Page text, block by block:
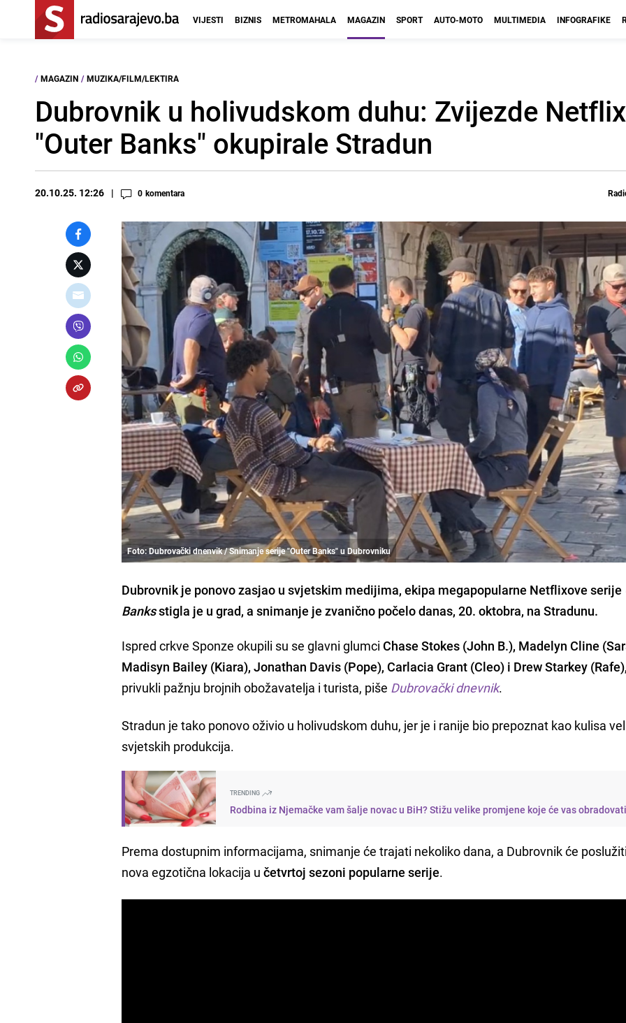
VIJESTI BIZNIS METROMAHALA MAGAZIN SPORT AUTO-MOTO MULTIMEDIA INFOGRAFIKE
/ MAGAZIN / MUZIKA/FILM/LEKTIRA
Dubrovnik u holivudskom duhu: Zvijezde
"Outer Banks" okupirale Stradun
20.10.25. 12:26 0 komentara
Foto: Dubrovački dnenvik / Snimanje serije "Outer Banks" u Dubrovniku
Dubrovnik je ponovo zasjao u svjetskim medijima, ekipa megapopularne Netflixove serije
Banksstigla je u grad, a snimanje je zvanično počelo danas, 20. oktobra, na Stradunu.
Ispred crkve Sponze okupili su se glavni glumciChase Stokes (John B.), Madelyn Cline
Madisyn Bailey (Kiara), Jonathan Davis (Pope), Carlacia Grant (Cleo) i Drew Starkey (Rafe)
privukli pažnju brojnih obožavatelja i turista, piše Dubrovački dnevnik.
Stradun je tako ponovo oživio u holivudskom duhu, jer je i ranije bio prepoznat kao kulisa
svjetskih produkcija.
TRENDING
Rodbina iz Njemačke vam šalje novac u BiH? Stižu velike promjene koje će vas obradovati
Prema dostupnim informacijama, snimanje će trajati nekoliko dana, a Dubrovnik će
nova egzotična lokacija u četvrtoj sezoni popularne serije.